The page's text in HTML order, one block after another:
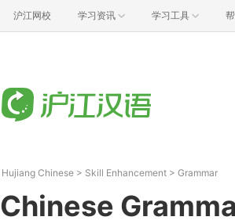
沪江网校 学习资讯 学习工具
Hujiang Chinese > Skill Enhancement > Grammar
Chinese